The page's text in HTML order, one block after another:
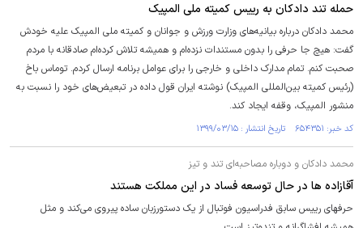
حمله تند دادکان به رییس کمیته ملی المپیک
محمد دادکان درباره بیانیه‌های وزارت ورزش و جوانان و کمیته ملی المپیک علیه خودش
گفت: هیچ جا حرفی را بدون مستندات نزده‌ام و همیشه تلاش کرده‌ام صادقانه با مردم
صحبت کنم. تمام مدارک داخلی و خارجی را برای عوامل برنامه ارسال کردم. توماس باخ
(رئیس کمیته بین‌المللی المپیک) نوشته ایران قول داده در تبعیض‌های خود را نسبت به
منشور المپیک، وقفه ایجاد کند.
کد خبر: ۶۵۴۳۵۱ تاریخ انتشار : ۱۳۹۹/۰۳/۱۵
محمد دادکان و دوباره مصاحبه‌ای تند و تیز
آقازاده ها در حال توسعه فساد در این مملکت هستند
حرفهای رییس سابق فدراسیون فوتبال از یک دستورزبان ساده پیروی می‌کند و مثل